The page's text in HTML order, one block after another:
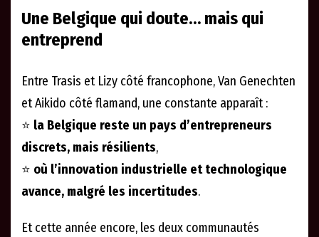
Une Belgique qui doute… mais qui
entreprend
Entre Trasis et Lizy côté francophone, Van Genechten
et Aikido côté flamand, une constante apparaît :
⭐ la Belgique reste un pays d’entrepreneurs
discrets, mais résilients,
⭐ où l’innovation industrielle et technologique
avance, malgré les incertitudes.
Et cette année encore, les deux communautés